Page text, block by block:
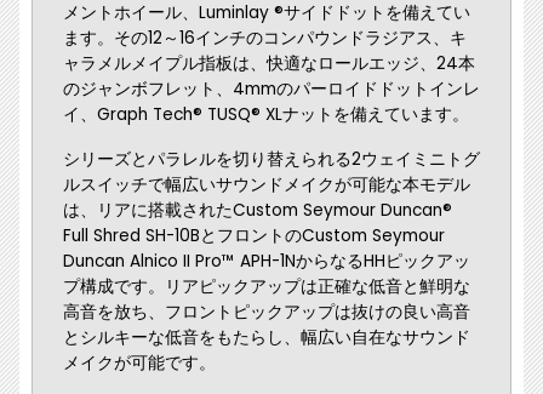
メントホイール、Luminlay ®サイドドットを備えてい
ます。その12～16インチのコンパウンドラジアス、キ
ャラメルメイプル指板は、快適なロールエッジ、24本
のジャンボフレット、4mmのパーロイドドットインレ
イ、Graph Tech® TUSQ® XLナットを備えています。
シリーズとパラレルを切り替えられる2ウェイミニトグ
ルスイッチで幅広いサウンドメイクが可能な本モデル
は、リアに搭載されたCustom Seymour Duncan®
Full Shred SH-10BとフロントのCustom Seymour
Duncan Alnico II Pro™ APH-1NからなるHHピックアッ
プ構成です。リアピックアップは正確な低音と鮮明な
高音を放ち、フロントピックアップは抜けの良い高音
とシルキーな低音をもたらし、幅広い自在なサウンド
メイクが可能です。